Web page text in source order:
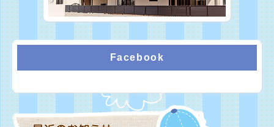
Facebook